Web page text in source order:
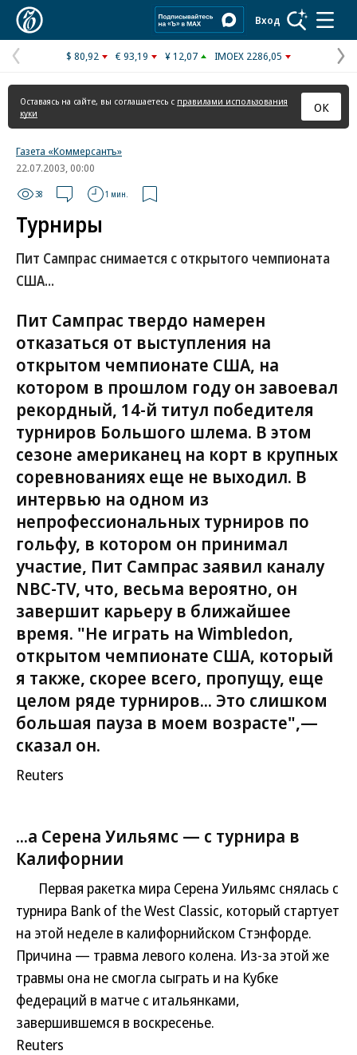
Вход
Предыдущая
страница
$ 80,92 € 93,19 ¥ 12,07 IMOEX 2286,05
Оставаясь на сайте, вы соглашаетесь с правилами использования
куки
ОК
Газета «Коммерсантъ»
22.07.2003, 00:00
38 1 мин.
Турниры
Пит Сампрас снимается с открытого чемпионата
США...
Пит Сампрас твердо намерен
отказаться от выступления на
открытом чемпионате США, на
котором в прошлом году он завоевал
рекордный, 14-й титул победителя
турниров Большого шлема. В этом
сезоне американец на корт в крупных
соревнованиях еще не выходил. В
интервью на одном из
непрофессиональных турниров по
гольфу, в котором он принимал
участие, Пит Сампрас заявил каналу
NBC-TV, что, весьма вероятно, он
завершит карьеру в ближайшее
время. "Не играть на Wimbledon,
открытом чемпионате США, который
я также, скорее всего, пропущу, еще
целом ряде турниров... Это слишком
большая пауза в моем возрасте",—
сказал он.
Reuters
...а Серена Уильямс — с турнира в
Калифорнии
Первая ракетка мира Серена Уильямс снялась с
турнира Bank of the West Classic, который стартует
на этой неделе в калифорнийском Стэнфорде.
Причина — травма левого колена. Из-за этой же
травмы она не смогла сыграть и на Кубке
федераций в матче с итальянками,
завершившемся в воскресенье.
Reuters